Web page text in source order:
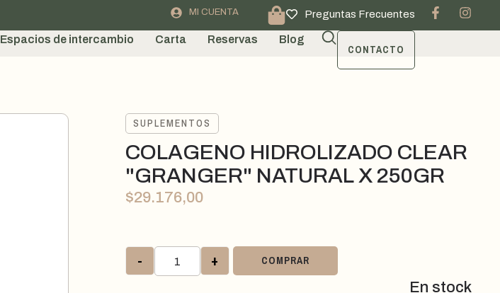
MI CUENTA Preguntas Frecuentes
Espacios de intercambio Carta Reservas Blog
CONTACTO
SUPLEMENTOS
COLAGENO HIDROLIZADO CLEAR
"GRANGER" NATURAL X 250GR
$29.176,00
- + COMPRAR
En stock